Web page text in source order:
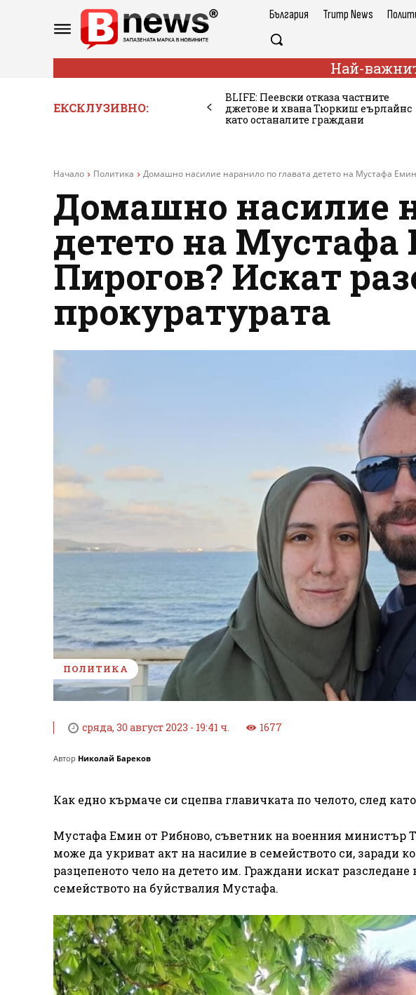
България Trump News
Най-
ЕКСКЛУЗИВНО:
BLIFE: Пеевски отказа частните
джетове и хвана Тюркиш еърлайнс
като останалите граждани
Начало Политика Домашно насилие наранило по главата детето на Мустафа
Домашно насилие
детето на Мустафа
Пирогов? Искат
прокуратурата
ПОЛИТИКА
сряда, 30 август 2023 - 19:41 ч. 1677
Автор Николай Бареков
Как едно кърмаче си сцепва главичката по челото, след
Мустафа Емин от Рибново, съветник на военния министър
може да укриват акт на насилие в семейството си, заради
разцепеното чело на детето им. Граждани искат
семейството на буйствалия Мустафа.